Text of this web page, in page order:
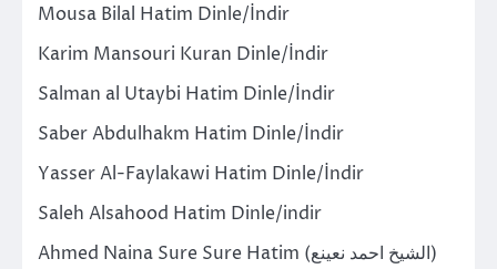
Mousa Bilal Hatim Dinle/İndir
Karim Mansouri Kuran Dinle/İndir
Salman al Utaybi Hatim Dinle/İndir
Saber Abdulhakm Hatim Dinle/İndir
Yasser Al-Faylakawi Hatim Dinle/İndir
Saleh Alsahood Hatim Dinle/indir
Ahmed Naina Sure Sure Hatim (الشيخ احمد نعينع)